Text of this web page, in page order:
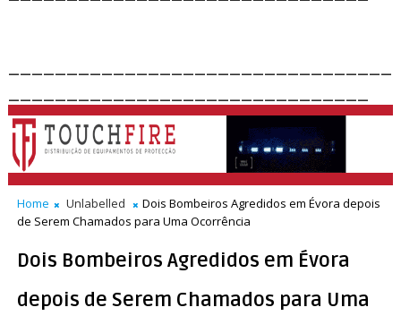
Home Unlabelled
Dois Bombeiros Agredidos em Évora depois
de Serem Chamados para Uma Ocorrência
Dois Bombeiros Agredidos em Évora
depois de Serem Chamados para Uma